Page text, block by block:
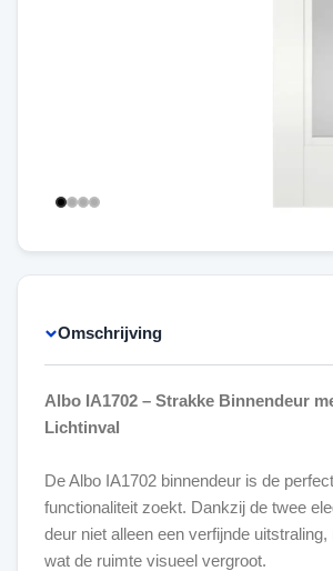
Omschrijving
Albo IA1702 – Strakke Binnendeur
Lichtinval
De Albo IA1702 binnendeur is de
functionaliteit zoekt. Dankzij de twee
deur niet alleen een verfijnde
wat de ruimte visueel vergroot.